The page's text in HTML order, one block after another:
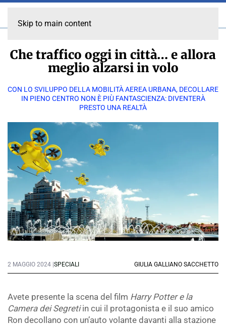
Skip to main content
Che traffico oggi in città… e allora
meglio alzarsi in volo
CON LO SVILUPPO DELLA MOBILITÀ AEREA URBANA, DECOLLARE
IN PIENO CENTRO NON È PIÙ FANTASCIENZA: DIVENTERÀ
PRESTO UNA REALTÀ
2 MAGGIO 2024 | SPECIALI GIULIA GALLIANO SACCHETTO
Avete presente la scena del film Harry Potter e la
Camera dei Segretiin cui il protagonista e il suo amico
Ron decollano con un’auto volante davanti alla stazione